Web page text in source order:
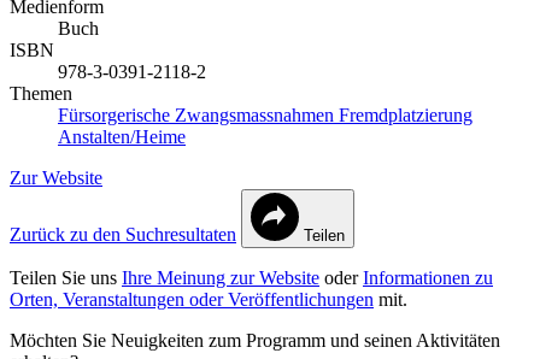
Medienform
Buch
ISBN
978-3-0391-2118-2
Themen
Fürsorgerische Zwangsmassnahmen Fremdplatzierung
Anstalten/Heime
Zur Website
Zurück zu den Suchresultaten Teilen
Teilen Sie uns Ihre Meinung zur Website oderInformationen zu
Orten, Veranstaltungen oder Veröffentlichungen mit.
Möchten Sie Neuigkeiten zum Programm und seinen Aktivitäten